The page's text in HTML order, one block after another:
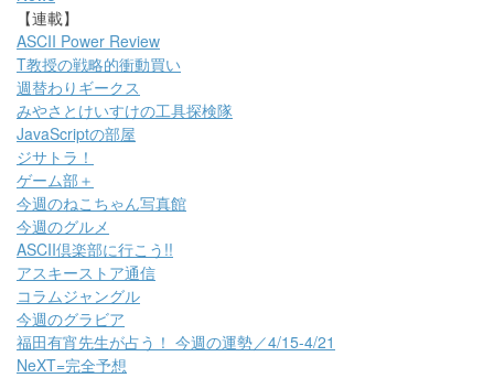
【連載】
ASCII Power Review
T教授の戦略的衝動買い
週替わりギークス
みやさとけいすけの工具探検隊
JavaScriptの部屋
ジサトラ！
ゲーム部＋
今週のねこちゃん写真館
今週のグルメ
ASCII倶楽部に行こう!!
アスキーストア通信
コラムジャングル
今週のグラビア
福田有宵先生が占う！ 今週の運勢／4/15-4/21
NeXT=完全予想